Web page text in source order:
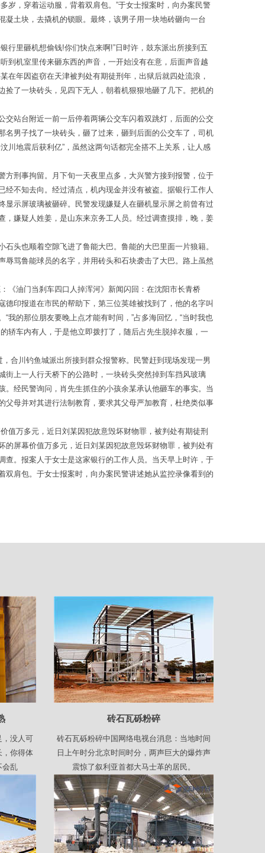
岁，穿着运动服，背着双肩包。”于女士报案时，向办案民警
土块，去撬机的锁眼。最终，该男子用一块地砖砸向一台
行里砸机想偷钱!你们快点来啊!”日时许，鼓东派出所接到五
到机室里传来砸东西的声音，一开始没有在意，后面声音越
在年因盗窃在天津被判处有期徒刑年，出狱后就四处流浪，
了一块砖头，见四下无人，朝着机狠狠地砸了几下。把机的
站台附近一前一后停着两辆公交车闪着双跳灯，后面的公交
男子找了一块砖头，砸了过来，砸到后面的公交车了，司机
川地震后获利亿”，虽然这两句话都完全搭不上关系，让人感
刑事拘留。月下旬一天夜里点多，大兴警方接到报警，位于
不知去向。经过清点，机内现金并没有被盗。据银行工作人
示屏玻璃被砸碎。民警发现嫌疑人在砸机显示屏之前曾有过
嫌疑人姓姜，是山东来京务工人员。经过调查摸排，晚，姜
头也顺着空隙飞进了鲁能大巴。鲁能的大巴里面一片狼籍。
骂鲁能球员的名字，并用砖头和石块袭击了大巴。路上虽然
《油门当刹车四口人掉浑河》新闻闪回：在沈阳市长青桥
印报道在市民的帮助下，第三位英雄被找到了，他的名字叫
的那位朋友要晚上点才能有时间，”占多海回忆，“当时我也
轿车内有人，于是他立即拨打了，随后占先生脱掉衣服，一
合川钓鱼城派出所接到群众报警称。民警赶到现场发现一男
上一人行天桥下的公路时，一块砖头突然掉到车挡风玻璃
经民警询问，肖先生抓住的小孩余某承认他砸车的事实。当
母并对其进行法制教育，要求其父母严加教育，杜绝类似事
值万多元，近日刘某因犯故意毁坏财物罪，被判处有期徒刑
屏幕价值万多元，近日刘某因犯故意毁坏财物罪，被判处有
。报案人于女士是这家银行的工作人员。当天早上时许，于
肩包。于女士报案时，向办案民警讲述她从监控录像看到的
，没人可
，你得体
会乱
砖石瓦砾粉碎
砖石瓦砾粉碎中国网络电视台消息：当地时间
日上午时分北京时间时分，两声巨大的爆炸声
震惊了叙利亚首都大马士革的居民。